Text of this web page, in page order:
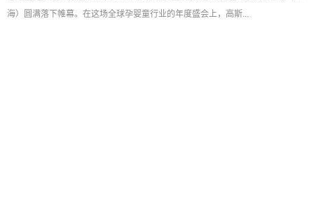
海）圆满落下帷幕。在这场全球孕婴童行业的年度盛会上，高斯...